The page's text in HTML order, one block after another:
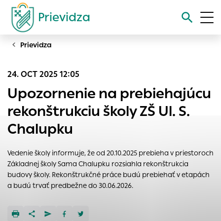
Prievidza
Vyhľadávanie
Prievidza
24. OCT 2025 12:05
Upozornenie na prebiehajúcu
rekonštrukciu školy ZŠ Ul. S.
Chalupku
Vedenie školy informuje, že od 20.10.2025 prebieha v priestoroch
Základnej školy Sama Chalupku rozsiahla rekonštrukcia
budovy školy. Rekonštrukčné práce budú prebiehať v etapách
a budú trvať predbežne do 30.06.2026.
Nastavenie cookies
Cookies sú malé súbory, do ktorých webové stránky môžu
ukladať informácie o vašej aktivite a preferenciách.
Používajú sa napríklad k tomu, aby si webový prehliadač
zapamätoval Vaše prihlásenie alebo aby sa uložila Vaša
voľba v tomto okne.
Vyberte úroveň cookies, ktorú chcete povoliť
Technické cookies
umožňujú základné funkcie, ako je navigácia na stránke a